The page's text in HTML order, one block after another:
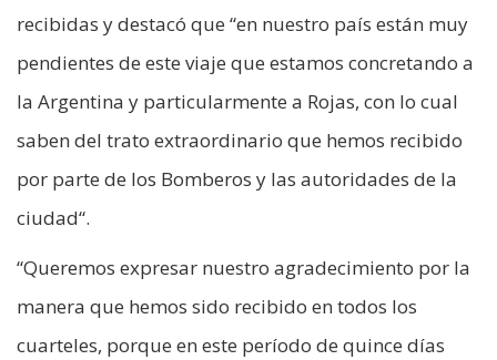
recibidas y destacó que “en nuestro país están muy
pendientes de este viaje que estamos concretando a
la Argentina y particularmente a Rojas, con lo cual
saben del trato extraordinario que hemos recibido
por parte de los Bomberos y las autoridades de la
ciudad“.
“Queremos expresar nuestro agradecimiento por la
manera que hemos sido recibido en todos los
cuarteles, porque en este período de quince días